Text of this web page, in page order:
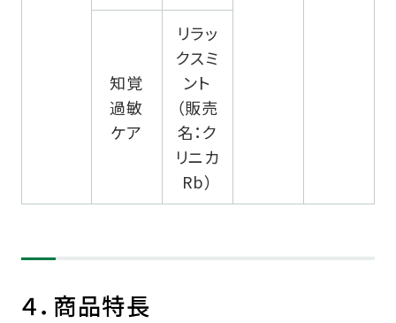
知覚
過敏
ケア
リラッ
クスミ
ント
（販売
名：ク
リニカ
Rb）
４．商品特長